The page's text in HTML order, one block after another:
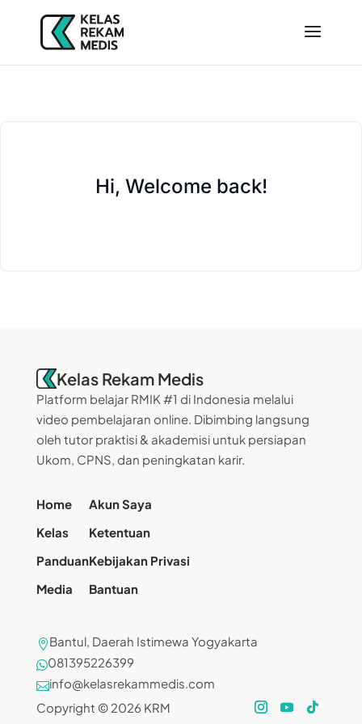
Hi, Welcome back!
Kelas Rekam Medis
Platform belajar RMIK #1 di Indonesia melalui
video pembelajaran online. Dibimbing langsung
oleh tutor praktisi & akademisi untuk persiapan
Ukom, CPNS, dan peningkatan karir.
Home
Kelas
Panduan
Media
Akun Saya
Ketentuan
Kebijakan Privasi
Bantuan
Bantul, Daerah Istimewa Yogyakarta
081395226399
info@kelasrekammedis.com
Copyright © 2026 KRM